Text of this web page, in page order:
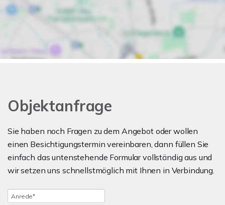
Objektanfrage
Sie haben noch Fragen zu dem Angebot oder wollen
einen Besichtigungstermin vereinbaren, dann füllen Sie
einfach das untenstehende Formular vollständig aus und
wir setzen uns schnellstmöglich mit Ihnen in Verbindung.